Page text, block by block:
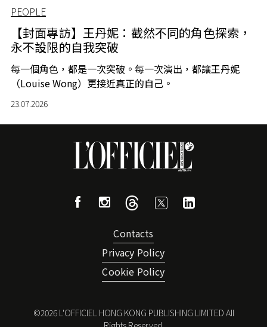
PEOPLE
【封面專訪】王丹妮：截然不同的角色探索，
永不設限的自我突破
每一個角色，都是一次突破。每一次演出，都讓王丹妮
（Louise Wong）更接近真正的自己。
23.07.2026
Contacts
Privacy Policy
Cookie Policy
©2026L'OFFICIEL HONG KONG PUBLISHING LIMITED All